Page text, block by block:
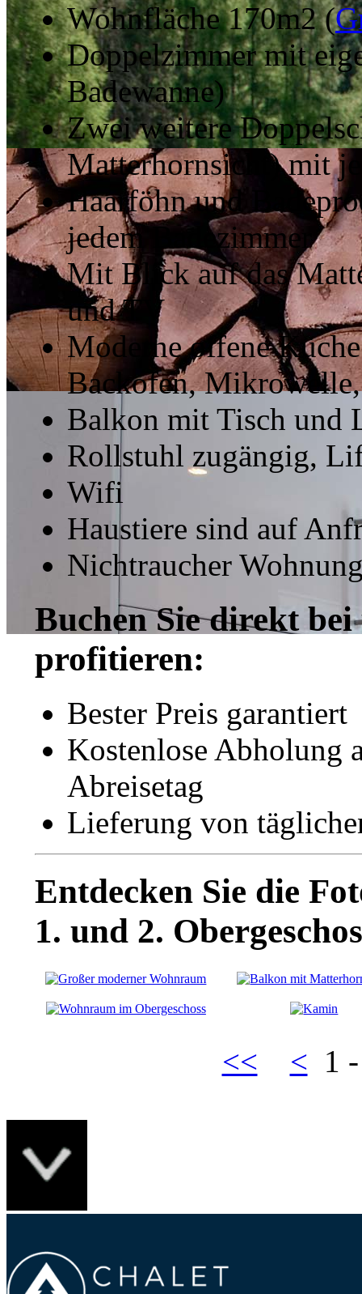
Wohnfläche 170m2 (
Doppelzimmer mit
Badewanne)
Zwei weitere
Matterhornsicht) mit
Haarföhn und
jedem Badezimmer
Mit Blick auf das
und TV
Moderne offene
Backofen,
Balkon mit Tisch und
Rollstuhl zugängig,
Wifi
Haustiere sind auf
Nichtraucher
Buchen Sie direkt
profitieren:
Bester Preis garantiert
Kostenlose Abholung
Abreisetag
Lieferung von
Entdecken Sie die
1. und 2.
<< < 1